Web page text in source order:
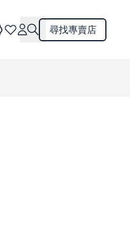
尋找專賣店